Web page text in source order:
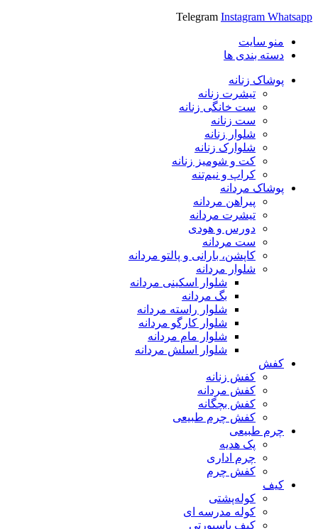
Telegram Instagram Whatsapp
منو سایت
دسته بندی ها
پوشاک زنانه
تیشرت زنانه
ست خانگی زنانه
ست زنانه
شلوار زنانه
شلوارک زنانه
کت و شومیز زنانه
کراپ و نیم‌تنه
پوشاک مردانه
پیراهن مردانه
تیشرت مردانه
دورس و هودی
ست مردانه
کاپشن، بارانی و پالتو مردانه
شلوار مردانه
شلوار اسکینی مردانه
بگ مردانه
شلوار راسته مردانه
شلوار کارگو مردانه
شلوار مام مردانه
شلوار اسلش مردانه
کفش
کفش زنانه
کفش مردانه
کفش بچگانه
کفش چرم طبیعی
چرم طبیعی
پک هدیه
چرم اداری
کفش چرم
کیف
کوله‌پشتی
کوله مدرسه ای
کیف پاسپورتی